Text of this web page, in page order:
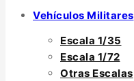
Vehículos Militares
Escala 1/35
Escala 1/72
Otras Escalas